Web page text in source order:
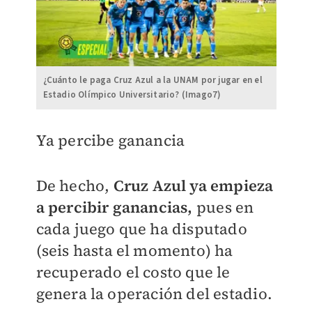
¿Cuánto le paga Cruz Azul a la UNAM por jugar en el
Estadio Olímpico Universitario? (Imago7)
Ya percibe ganancia
De hecho, Cruz Azul ya empieza
a percibir ganancias, pues en
cada juego que ha disputado
(seis hasta el momento) ha
recuperado el costo que le
genera la operación del estadio.